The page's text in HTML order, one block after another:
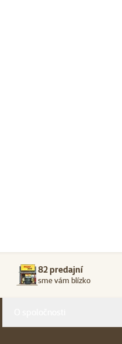
82 predajní
sme vám blízko